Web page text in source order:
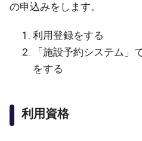
の申込みをします。
利用登録をする
「施設予約システム」
をする
利用資格